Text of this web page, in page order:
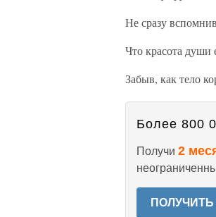
Не сразу
Что красота души
Забыв, как тело
Более 800
Получи 2